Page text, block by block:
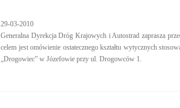
29-03-2010
Generalna Dyrekcja Dróg Krajowych i Autostrad zaprasza
celem jest omówienie ostatecznego kształtu wytycznych
„Drogowiec” w Józefowie przy ul. Drogowców 1.